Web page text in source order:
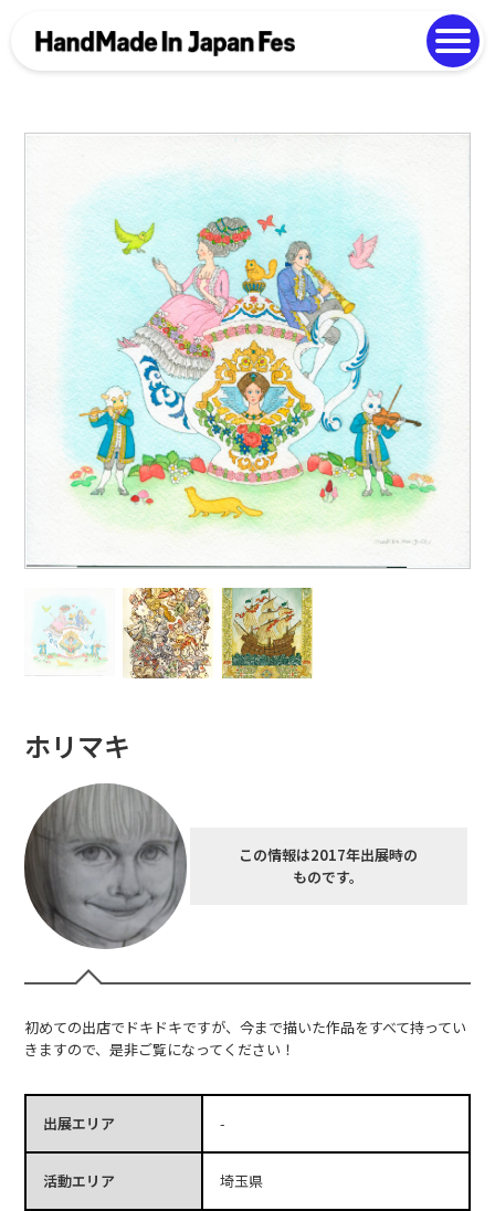
Photo Gallery
ホリマキ
この情報は2017年出展時の
ものです。
初めての出店でドキドキですが、今まで描いた作品をすべて持ってい
きますので、是非ご覧になってください！
出展エリア -
活動エリア 埼玉県